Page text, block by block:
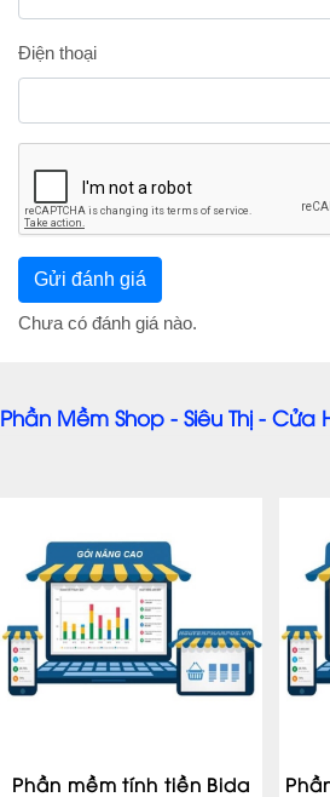
Điện thoại
Chưa có đánh giá nào.
Phần Mềm Shop - Siêu Thị - Cửa
Phần mềm tính tiền Bida